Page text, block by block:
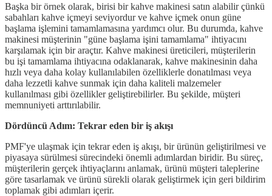
Başka bir örnek olarak, birisi bir kahve makinesi satın alabilir çünkü
sabahları kahve içmeyi seviyordur ve kahve içmek onun güne
başlama işlemini tamamlamasına yardımcı olur. Bu durumda, kahve
makinesi müşterinin "güne başlama işini tamamlama" ihtiyacını
karşılamak için bir araçtır. Kahve makinesi üreticileri, müşterilerin
bu işi tamamlama ihtiyacına odaklanarak, kahve makinesinin daha
hızlı veya daha kolay kullanılabilen özelliklerle donatılması veya
daha lezzetli kahve sunmak için daha kaliteli malzemeler
kullanılması gibi özellikler geliştirebilirler. Bu şekilde, müşteri
memnuniyeti arttırılabilir.
Dördüncü Adım: Tekrar eden bir iş akışı
PMF'ye ulaşmak için tekrar eden iş akışı, bir ürünün geliştirilmesi ve
piyasaya sürülmesi sürecindeki önemli adımlardan biridir. Bu süreç,
müşterilerin gerçek ihtiyaçlarını anlamak, ürünü müşteri taleplerine
göre tasarlamak ve ürünü sürekli olarak geliştirmek için geri bildirim
toplamak gibi adımları içerir.